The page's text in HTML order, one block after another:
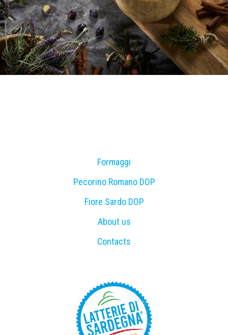
Formaggi
Pecorino Romano DOP
Fiore Sardo DOP
About us
Contacts